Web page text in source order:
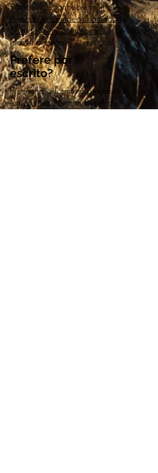
Vamos nos conhecer melhor?
Agende uma vídeo-chamada
comigo, sem compromisso. Será um
prazer conversar com você!
Prefere por
escrito?
Preencha o formulário abaixo e
entrarei em contato assim que